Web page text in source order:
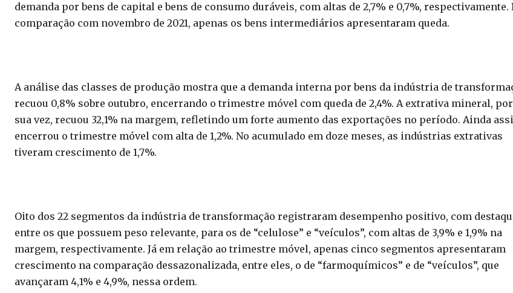
demanda por bens de capital e bens de consumo duráveis, com altas de 2,7% e 0,7%, respectivamente.
comparação com novembro de 2021, apenas os bens intermediários apresentaram queda.
A análise das classes de produção mostra que a demanda interna por bens da indústria de
recuou 0,8% sobre outubro, encerrando o trimestre móvel com queda de 2,4%. A extrativa mineral, por
sua vez, recuou 32,1% na margem, refletindo um forte aumento das exportações no período. Ainda
encerrou o trimestre móvel com alta de 1,2%. No acumulado em doze meses, as indústrias extrativas
tiveram crescimento de 1,7%.
Oito dos 22 segmentos da indústria de transformação registraram desempenho positivo, com
entre os que possuem peso relevante, para os de “celulose” e “veículos”, com altas de 3,9% e 1,9% na
margem, respectivamente. Já em relação ao trimestre móvel, apenas cinco segmentos apresentaram
crescimento na comparação dessazonalizada, entre eles, o de “farmoquímicos” e de “veículos”, que
avançaram 4,1% e 4,9%, nessa ordem.